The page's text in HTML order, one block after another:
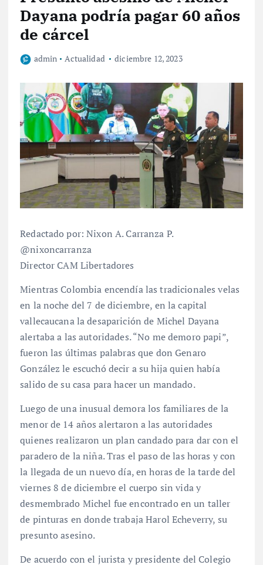
Dayana podría pagar 60 años
de cárcel
admin Actualidad diciembre 12, 2023
Redactado por: Nixon A. Carranza P.
@nixoncarranza
Director CAM Libertadores
Mientras Colombia encendía las tradicionales velas
en la noche del 7 de diciembre, en la capital
vallecaucana la desaparición de Michel Dayana
alertaba a las autoridades. “No me demoro papi”,
fueron las últimas palabras que don Genaro
González le escuchó decir a su hija quien había
salido de su casa para hacer un mandado.
Luego de una inusual demora los familiares de la
menor de 14 años alertaron a las autoridades
quienes realizaron un plan candado para dar con el
paradero de la niña. Tras el paso de las horas y con
la llegada de un nuevo día, en horas de la tarde del
viernes 8 de diciembre el cuerpo sin vida y
desmembrado Michel fue encontrado en un taller
de pinturas en donde trabaja Harol Echeverry, su
presunto asesino.
De acuerdo con el jurista y presidente del Colegio